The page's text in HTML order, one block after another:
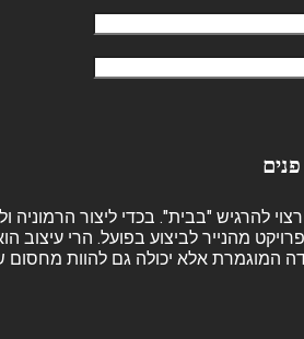
רצוי להרגיש "בבית". בכדי ליצור
מהנייר לביצוע בפועל. הרי עיצוב
המוגמרת אלא יכולה גם להוות